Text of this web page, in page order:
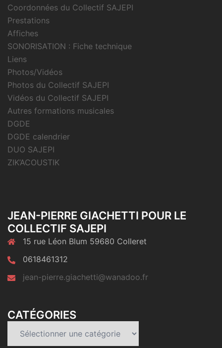
Coordonnées du Collectif SAJEPI
Prestations
Affiches
SONORISATION : Fiche technique
Liens
Photos/Vidéos
Photos du Collectif SAJEPI
Vidéos du Collectif SAJEPI
Autres formations musicales
DGDE
DGDE calendrier
DUO SAJEPI
ZIK’ACOUSTIK
JEAN-PIERRE GIACHETTI POUR LE
COLLECTIF SAJEPI
15 rue Léon Blum 59680 Colleret
0618461312
jean-pierre.giachetti@wanadoo.fr
CATÉGORIES